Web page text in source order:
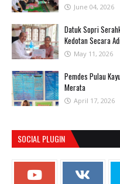
June 04, 2026
Datuk Sopri
Kedotan Secara
May 11, 2026
Pemdes Pulau
Merata
April 17, 2026
SOCIAL PLUGIN